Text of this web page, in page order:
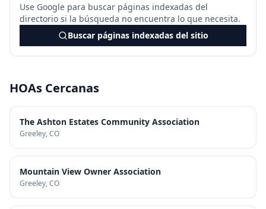
Use Google para buscar páginas indexadas del
directorio si la búsqueda no encuentra lo que necesita.
Buscar páginas indexadas del sitio
HOAs Cercanas
The Ashton Estates Community Association
Greeley, CO
Mountain View Owner Association
Greeley, CO